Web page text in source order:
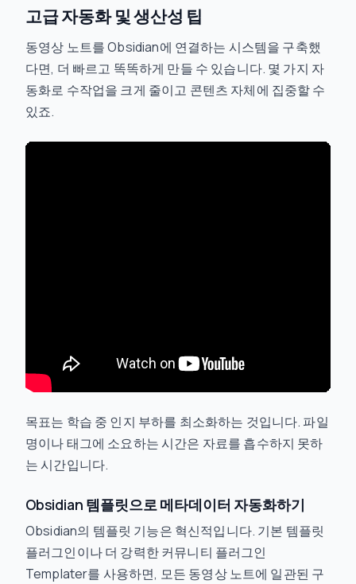
고급 자동화 및 생산성 팁
동영상 노트를 Obsidian에 연결하는 시스템을 구축했
다면, 더 빠르고 똑똑하게 만들 수 있습니다. 몇 가지 자
동화로 수작업을 크게 줄이고 콘텐츠 자체에 집중할 수
있죠.
목표는 학습 중 인지 부하를 최소화하는 것입니다. 파일
명이나 태그에 소요하는 시간은 자료를 흡수하지 못하
는 시간입니다.
Obsidian 템플릿으로 메타데이터 자동화하기
Obsidian의 템플릿 기능은 혁신적입니다. 기본 템플릿
플러그인이나 더 강력한 커뮤니티 플러그인
Templater를 사용하면, 모든 동영상 노트에 일관된 구